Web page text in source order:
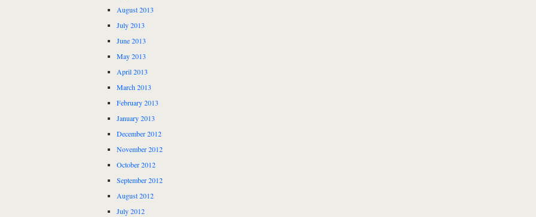
August 2013
July 2013
June 2013
May 2013
April 2013
March 2013
February 2013
January 2013
December 2012
November 2012
October 2012
September 2012
August 2012
July 2012